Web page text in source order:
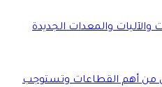
والآليات والمعدات الجديدة
من أهم القطاعات وتستوجب